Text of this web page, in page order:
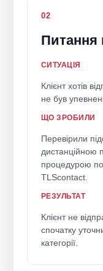
02
Питання
СИТУАЦІЯ
Клієнт хотів
не був
ЩО ЗРОБИЛИ
Перевірили
дистанційною
процедурою
TLScontact.
РЕЗУЛЬТАТ
Клієнт не
спочатку
категорії.